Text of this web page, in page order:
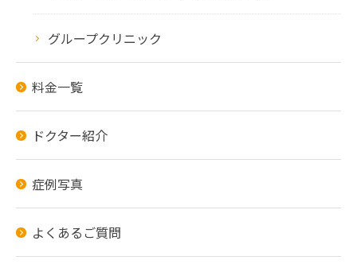
グループクリニック
料金一覧
ドクター紹介
症例写真
よくあるご質問